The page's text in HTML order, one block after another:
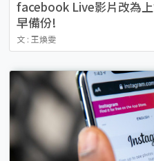
facebook Live影片改為
早備份!
文 : 王煥雯